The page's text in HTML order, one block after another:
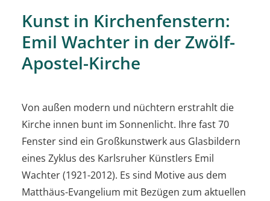
Kunst in Kirchenfenstern:
Emil Wachter in der Zwölf-
Apostel-Kirche
Von außen modern und nüchtern erstrahlt die
Kirche innen bunt im Sonnenlicht. Ihre fast 70
Fenster sind ein Großkunstwerk aus Glasbildern
eines Zyklus des Karlsruher Künstlers Emil
Wachter (1921-2012). Es sind Motive aus dem
Matthäus-Evangelium mit Bezügen zum aktuellen